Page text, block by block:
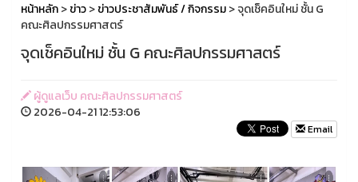
หน้าหลัก>ข่าว>ข่าวประชาสัมพันธ์ / กิจกรรม> จุดเช็คอินใหม่ ชั้น G
คณะศิลปกรรมศาสตร์
จุดเช็คอินใหม่ ชั้น G คณะศิลปกรรมศาสตร์
ผู้ดูแลเว็บ คณะศิลปกรรมศาสตร์
2026-04-21 12:53:06
Email